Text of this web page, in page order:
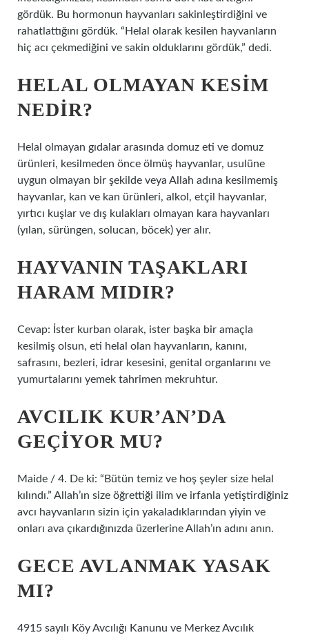
gördük. Bu hormonun hayvanları sakinleştirdiğini ve
rahatlattığını gördük. “Helal olarak kesilen hayvanların
hiç acı çekmediğini ve sakin olduklarını gördük,” dedi.
HELAL OLMAYAN KESIM
NEDIR?
Helal olmayan gıdalar arasında domuz eti ve domuz
ürünleri, kesilmeden önce ölmüş hayvanlar, usulüne
uygun olmayan bir şekilde veya Allah adına kesilmemiş
hayvanlar, kan ve kan ürünleri, alkol, etçil hayvanlar,
yırtıcı kuşlar ve dış kulakları olmayan kara hayvanları
(yılan, sürüngen, solucan, böcek) yer alır.
HAYVANIN TAŞAKLARI
HARAM MIDIR?
Cevap: İster kurban olarak, ister başka bir amaçla
kesilmiş olsun, eti helal olan hayvanların, kanını,
safrasını, bezleri, idrar kesesini, genital organlarını ve
yumurtalarını yemek tahrimen mekruhtur.
AVCILIK KUR’AN’DA
GEÇIYOR MU?
Maide / 4. De ki: “Bütün temiz ve hoş şeyler size helal
kılındı.” Allah’ın size öğrettiği ilim ve irfanla yetiştirdiğiniz
avcı hayvanların sizin için yakaladıklarından yiyin ve
onları ava çıkardığınızda üzerlerine Allah’ın adını anın.
GECE AVLANMAK YASAK
MI?
4915 sayılı Köy Avcılığı Kanunu ve Merkez Avcılık